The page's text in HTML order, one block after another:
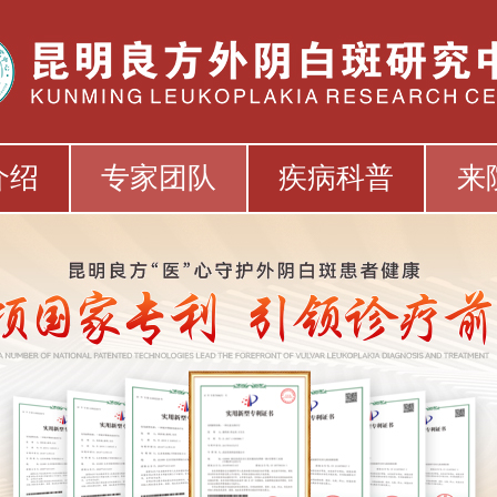
绍 专家团队 疾病科普 来